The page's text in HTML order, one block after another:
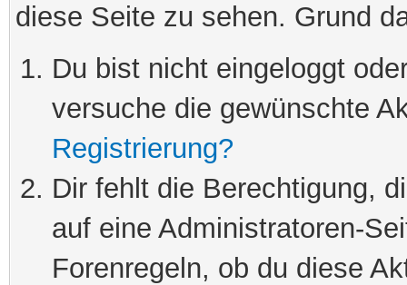
diese Seite zu sehen. Grund
Du bist nicht eingeloggt
versuche die gewünschte
Registrierung?
Dir fehlt die Berechtigung,
auf eine Administratoren-
Forenregeln, ob du diese